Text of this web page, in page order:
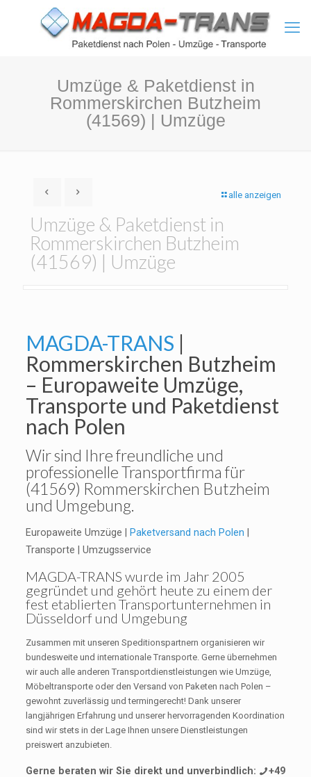
Umzüge & Paketdienst in
Rommerskirchen Butzheim
(41569) | Umzüge
alle anzeigen
Umzüge & Paketdienst in
Rommerskirchen Butzheim
(41569) | Umzüge
MAGDA-TRANS |
Rommerskirchen Butzheim
– Europaweite Umzüge,
Transporte und Paketdienst
nach Polen
Wir sind Ihre freundliche und
professionelle Transportfirma für
(41569) Rommerskirchen Butzheim
und Umgebung.
Europaweite Umzüge | Paketversand nach Polen
Transporte | Umzugsservice
MAGDA-TRANS wurde im Jahr 2005
gegründet und gehört heute zu einem der
fest etablierten Transportunternehmen in
Düsseldorf und Umgebung
Zusammen mit unseren Speditionspartnern organisieren wir
bundesweite und internationale Transporte. Gerne übernehmen
wir auch alle anderen Transportdienstleistungen wie Umzüge,
Möbeltransporte oder den Versand von Paketen nach Polen –
gewohnt zuverlässig und termingerecht! Dank unserer
langjährigen Erfahrung und unserer hervorragenden Koordination
sind wir stets in der Lage Ihnen unsere Dienstleistungen
preiswert anzubieten.
Gerne beraten wir Sie direkt und unverbindlich:
+49